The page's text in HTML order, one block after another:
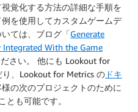
覚化する方法の詳細な手順を
を使用してカスタムゲームデ
ては、ブログ「Generate
With the Game
ださい。 他にも Lookout for
り、Lookout for Metrics の ドキ
の次のプロジェクトのために
とも可能です。